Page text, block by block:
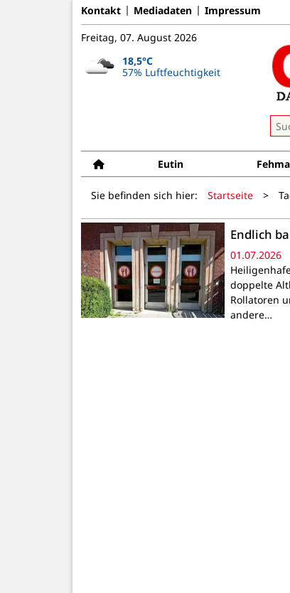
Kontakt Mediadaten Impressum
Freitag, 07. August 2026
18,5°C
57% Luftfeuchtigkeit
Eutin
Sie befinden sich hier: Startseite >
Endlich
01.07.2026
doppelte
Rollatoren
andere…